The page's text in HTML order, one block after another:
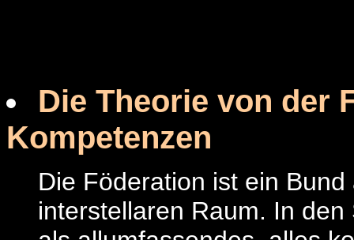
Die Theorie von der
Kompetenzen
Die Föderation ist ein
interstellaren Raum. In